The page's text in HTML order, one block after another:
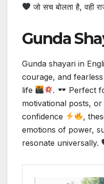
जो सच बोलता है, वही
Gunda
Gunda shayari in
courage, and
life
.
Perfect
motivational posts,
confidence
,
emotions of power,
resonate universally.